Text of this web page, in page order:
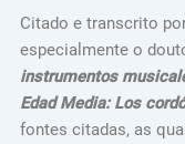
Citado e transcrito
especialmente o
instrumentos
Edad Media: Los
fontes citadas, as